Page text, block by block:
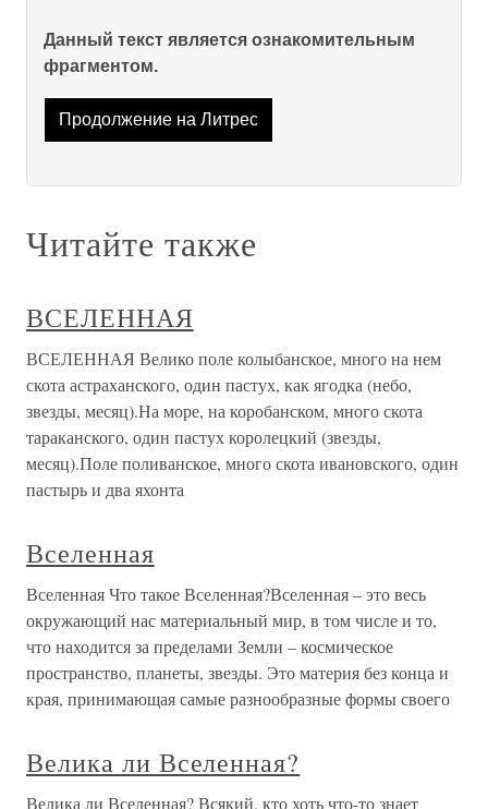
Данный текст является ознакомительным
фрагментом.
Продолжение на Литрес
Читайте также
ВСЕЛЕННАЯ
ВСЕЛЕННАЯ Велико поле колыбанское, много на нем
скота астраханского, один пастух, как ягодка (небо,
звезды, месяц).На море, на коробанском, много скота
тараканского, один пастух королецкий (звезды,
месяц).Поле поливанское, много скота ивановского, один
пастырь и два яхонта
Вселенная
Вселенная Что такое Вселенная?Вселенная – это весь
окружающий нас материальный мир, в том числе и то,
что находится за пределами Земли – космическое
пространство, планеты, звезды. Это материя без конца и
края, принимающая самые разнообразные формы своего
Велика ли Вселенная?
Велика ли Вселенная? Всякий, кто хоть что-то знает